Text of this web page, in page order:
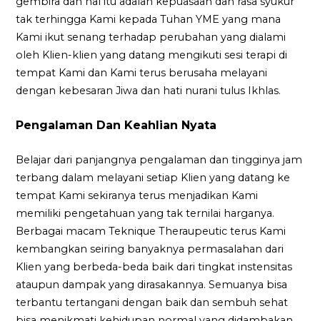
tak terhingga Kami kepada Tuhan YME yang mana
Kami ikut senang terhadap perubahan yang dialami
oleh Klien-klien yang datang mengikuti sesi terapi di
tempat Kami dan Kami terus berusaha melayani
dengan kebesaran Jiwa dan hati nurani tulus Ikhlas.
Pengalaman Dan Keahlian Nyata
Belajar dari panjangnya pengalaman dan tingginya jam
terbang dalam melayani setiap Klien yang datang ke
tempat Kami sekiranya terus menjadikan Kami
memiliki pengetahuan yang tak ternilai harganya.
Berbagai macam Teknique Theraupeutic terus Kami
kembangkan seiring banyaknya permasalahan dari
Klien yang berbeda-beda baik dari tingkat instensitas
ataupun dampak yang dirasakannya. Semuanya bisa
terbantu tertangani dengan baik dan sembuh sehat